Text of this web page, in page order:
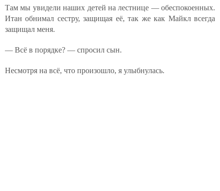
Там мы увидели наших детей на лестнице — обеспокоенных.
Итан обнимал сестру, защищая её, так же как Майкл всегда
защищал меня.
— Всё в порядке? — спросил сын.
Несмотря на всё, что произошло, я улыбнулась.